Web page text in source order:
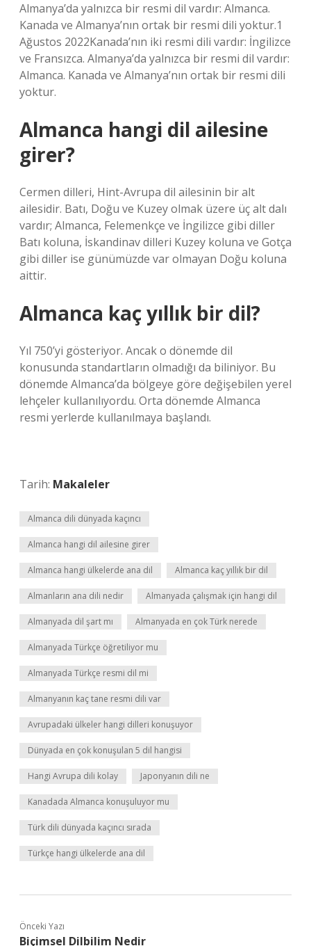
Almanya’da yalnızca bir resmi dil vardır: Almanca.
Kanada ve Almanya’nın ortak bir resmi dili yoktur.1
Ağustos 2022Kanada’nın iki resmi dili vardır: İngilizce
ve Fransızca. Almanya’da yalnızca bir resmi dil vardır:
Almanca. Kanada ve Almanya’nın ortak bir resmi dili
yoktur.
Almanca hangi dil ailesine
girer?
Cermen dilleri, Hint-Avrupa dil ailesinin bir alt
ailesidir. Batı, Doğu ve Kuzey olmak üzere üç alt dalı
vardır; Almanca, Felemenkçe ve İngilizce gibi diller
Batı koluna, İskandinav dilleri Kuzey koluna ve Gotça
gibi diller ise günümüzde var olmayan Doğu koluna
aittir.
Almanca kaç yıllık bir dil?
Yıl 750’yi gösteriyor. Ancak o dönemde dil
konusunda standartların olmadığı da biliniyor. Bu
dönemde Almanca’da bölgeye göre değişebilen yerel
lehçeler kullanılıyordu. Orta dönemde Almanca
resmi yerlerde kullanılmaya başlandı.
Tarih: Makaleler
Almanca dili dünyada kaçıncı
Almanca hangi dil ailesine girer
Almanca hangi ülkelerde ana dil Almanca kaç yıllık bir dil
Almanların ana dili nedir Almanyada çalışmak için hangi dil
Almanyada dil şart mı Almanyada en çok Türk nerede
Almanyada Türkçe öğretiliyor mu
Almanyada Türkçe resmi dil mi
Almanyanın kaç tane resmi dili var
Avrupadaki ülkeler hangi dilleri konuşuyor
Dünyada en çok konuşulan 5 dil hangisi
Hangi Avrupa dili kolay Japonyanın dili ne
Kanadada Almanca konuşuluyor mu
Türk dili dünyada kaçıncı sırada
Türkçe hangi ülkelerde ana dil
Önceki Yazı
Biçimsel Dilbilim Nedir